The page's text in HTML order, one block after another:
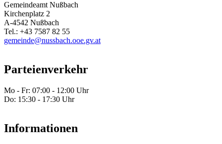
Gemeindeamt Nußbach
Kirchenplatz 2
A-4542 Nußbach
Tel.: +43 7587 82 55
gemeinde@nussbach.ooe.gv.at
Parteienverkehr
Mo - Fr: 07:00 - 12:00 Uhr
Do: 15:30 - 17:30 Uhr
Informationen